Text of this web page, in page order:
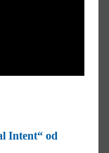
Intent“ od